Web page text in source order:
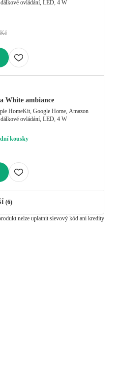
ovládání, LED, 4 W
White ambiance
HomeKit, Google Home, Amazon
ovládání, LED, 4 W
kousky
(6)
nelze uplatnit slevový kód ani kredity